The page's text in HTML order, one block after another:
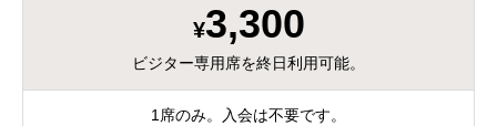
¥3,300
ビジター専用席を終日利用可能。
1席のみ。入会は不要です。